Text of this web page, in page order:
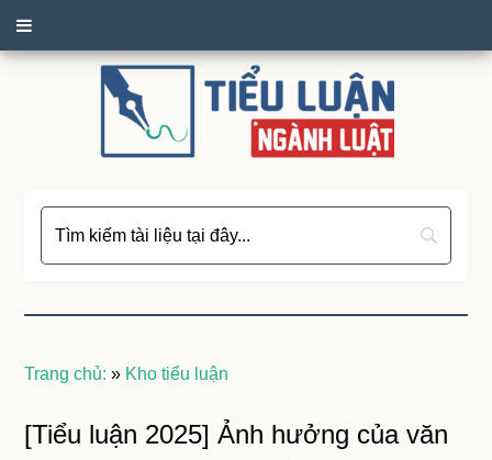
Trang chủ: » Kho tiểu luận
[Tiểu luận 2025] Ảnh hưởng của văn